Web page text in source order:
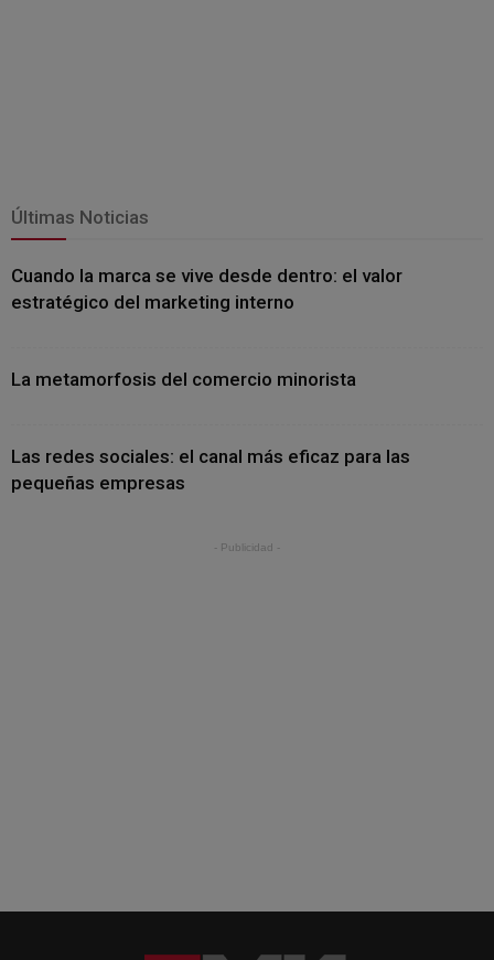
Últimas Noticias
Cuando la marca se vive desde dentro: el valor
estratégico del marketing interno
La metamorfosis del comercio minorista
Las redes sociales: el canal más eficaz para las
pequeñas empresas
- Publicidad -